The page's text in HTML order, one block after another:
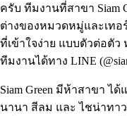
ครับ ทีมงานที่สาขา Siam
ต่างของหมวดหมู่และเท
ที่เข้าใจง่าย แบบตัวต่อตั
ทีมงานได้ทาง LINE
Siam Green มีห้าสาขา ไ
นานา สีลม และไชน่าทา